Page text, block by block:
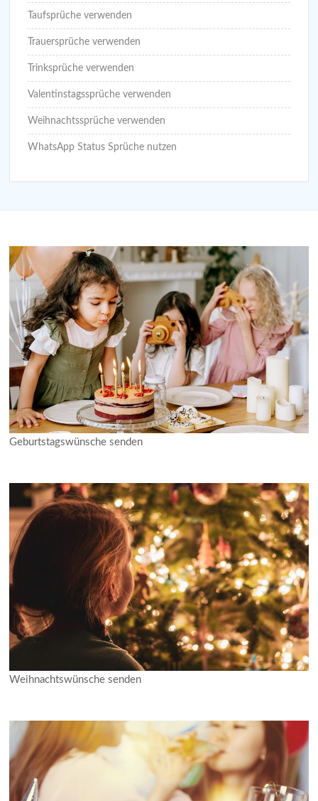
Taufsprüche verwenden
Trauersprüche verwenden
Trinksprüche verwenden
Valentinstagssprüche verwenden
Weihnachtssprüche verwenden
WhatsApp Status Sprüche nutzen
Geburtstagswünsche senden
Weihnachtswünsche senden